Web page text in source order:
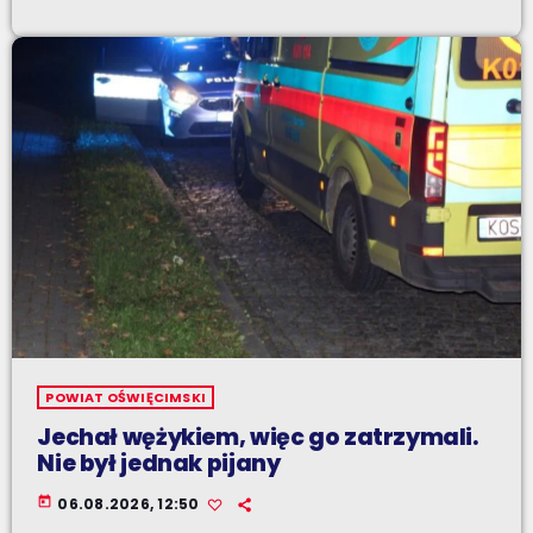
POWIAT OŚWIĘCIMSKI
Jechał wężykiem, więc go zatrzymali.
Nie był jednak pijany
today 06.08.2026, 12:50